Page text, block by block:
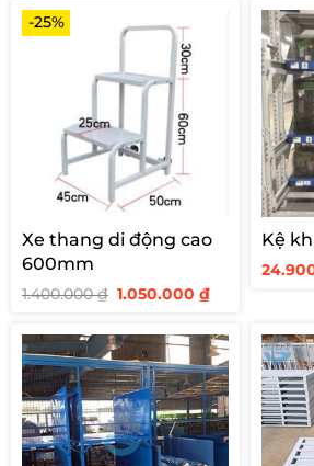
-25%
Xe thang di động cao
600mm
1.400.000₫ Giá
1.400.000 ₫.
1.050.000₫Giá
là:
1.050.000 ₫.
Kệ